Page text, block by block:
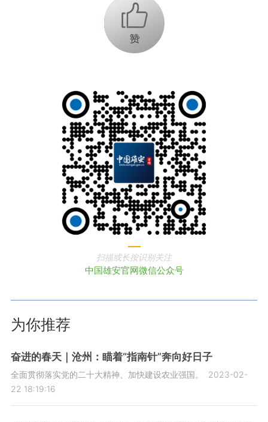
+1
扫描或长按识别关注
中国雄安官网微信公众号
为你推荐
奋进的春天｜沧州：瞄着“指南针”奔向好日子
全面贯彻落实党的二十大精神、加快建设农业强国。
2023-02-
22 18:19:16